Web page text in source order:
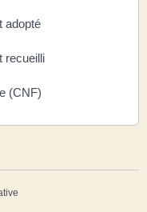
adopté
recueilli
(CNF)